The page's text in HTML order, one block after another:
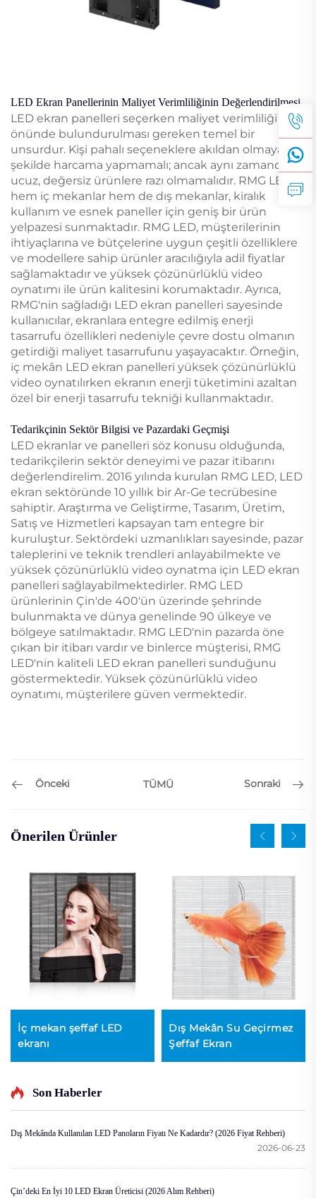
LED Ekran Panellerinin Maliyet Verimliliğinin Değerlendirilmesi
LED ekran panelleri seçerken maliyet verimliliği göz
önünde bulundurulması gereken temel bir
unsurdur. Kişi pahalı seçeneklere akıldan olmayacak
şekilde harcama yapmamalı; ancak aynı zamanda
ucuz, değersiz ürünlere razı olmamalıdır. RMG LED,
hem iç mekanlar hem de dış mekanlar, kiralık
kullanım ve esnek paneller için geniş bir ürün
yelpazesi sunmaktadır. RMG LED, müşterilerinin
ihtiyaçlarına ve bütçelerine uygun çeşitli özelliklere
ve modellere sahip ürünler aracılığıyla adil fiyatlar
sağlamaktadır ve yüksek çözünürlüklü video
oynatımı ile ürün kalitesini korumaktadır. Ayrıca,
RMG'nin sağladığı LED ekran panelleri sayesinde
kullanıcılar, ekranlara entegre edilmiş enerji
tasarrufu özellikleri nedeniyle çevre dostu olmanın
getirdiği maliyet tasarrufunu yaşayacaktır. Örneğin,
iç mekân LED ekran panelleri yüksek çözünürlüklü
video oynatılırken ekranın enerji tüketimini azaltan
özel bir enerji tasarrufu tekniği kullanmaktadır.
Tedarikçinin Sektör Bilgisi ve Pazardaki Geçmişi
LED ekranlar ve panelleri söz konusu olduğunda,
tedarikçilerin sektör deneyimi ve pazar itibarını
değerlendirelim. 2016 yılında kurulan RMG LED, LED
ekran sektöründe 10 yıllık bir Ar-Ge tecrübesine
sahiptir. Araştırma ve Geliştirme, Tasarım, Üretim,
Satış ve Hizmetleri kapsayan tam entegre bir
kuruluştur. Sektördeki uzmanlıkları sayesinde, pazar
taleplerini ve teknik trendleri anlayabilmekte ve
yüksek çözünürlüklü video oynatma için LED ekran
panelleri sağlayabilmektedirler. RMG LED
ürünlerinin Çin'de 400'ün üzerinde şehrinde
bulunmakta ve dünya genelinde 90 ülkeye ve
bölgeye satılmaktadır. RMG LED'nin pazarda öne
çıkan bir itibarı vardır ve binlerce müşterisi, RMG
LED'nin kaliteli LED ekran panelleri sunduğunu
göstermektedir. Yüksek çözünürlüklü video
oynatımı, müşterilere güven vermektedir.
Önceki TÜMÜ Sonraki
Önerilen Ürünler
İç mekan şeffaf LED
ekranı
Dış Mekân Su Geçirmez
Şeffaf Ekran
Son Haberler
Dış Mekânda Kullanılan LED Panoların Fiyatı Ne Kadardır? (2026 Fiyat Rehberi)
2026-06-23
Çin’deki En İyi 10 LED Ekran Üreticisi (2026 Alım Rehberi)